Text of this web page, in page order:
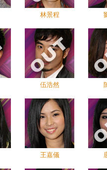
林景程
伍浩然
王嘉儀